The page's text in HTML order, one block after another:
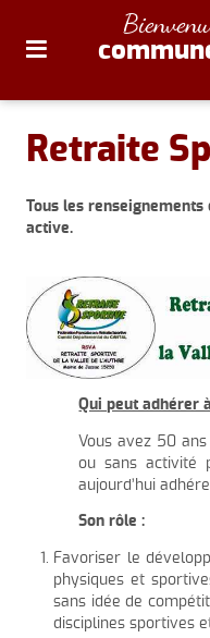
site
aller
menu
contenu
Retraite
Tous les
active.
Qui peut adhérer
Vous avez 50
ou sans activité
aujourd’hui
Son rôle :
Favoriser le
physiques et
sans idée de
disciplines sportives